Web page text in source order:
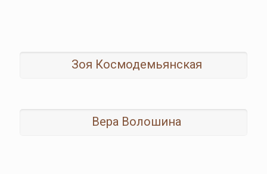
Зоя Космодемьянская
Вера Волошина